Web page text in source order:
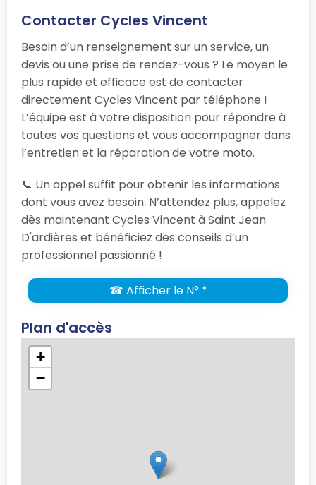
Contacter Cycles Vincent
Besoin d’un renseignement sur un service, un
devis ou une prise de rendez-vous ? Le moyen le
plus rapide et efficace est de contacter
directement Cycles Vincent par téléphone !
L’équipe est à votre disposition pour répondre à
toutes vos questions et vous accompagner dans
l’entretien et la réparation de votre moto.
📞 Un appel suffit pour obtenir les informations
dont vous avez besoin. N’attendez plus, appelez
dès maintenant Cycles Vincent à Saint Jean
D'ardières et bénéficiez des conseils d’un
professionnel passionné !
☎ Afficher le N° *
Plan d'accès
+
−